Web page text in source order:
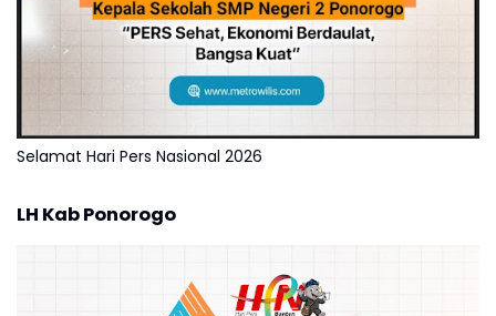
Selamat Hari Pers Nasional 2026
LH Kab Ponorogo